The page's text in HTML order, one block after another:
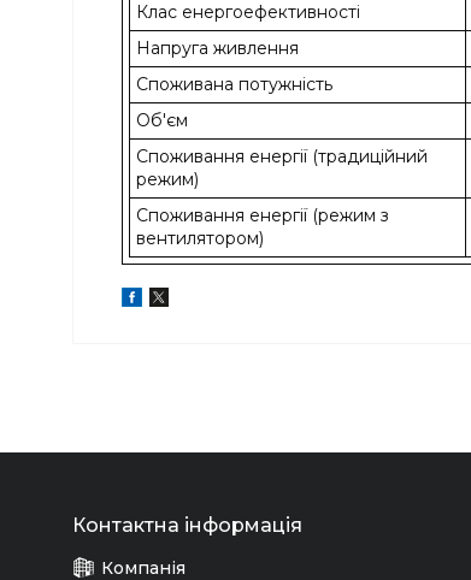
Клас енергоефективності
Напруга живлення
Споживана потужність
Об'єм
Споживання енергії (традиційний
режим)
Споживання енергії (режим з
вентилятором)